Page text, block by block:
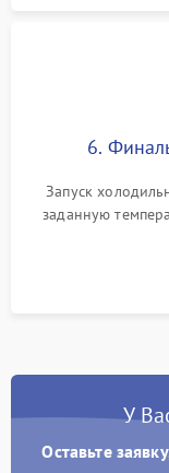
6.
Запуск
заданную
компрессора,
У
Оставьте